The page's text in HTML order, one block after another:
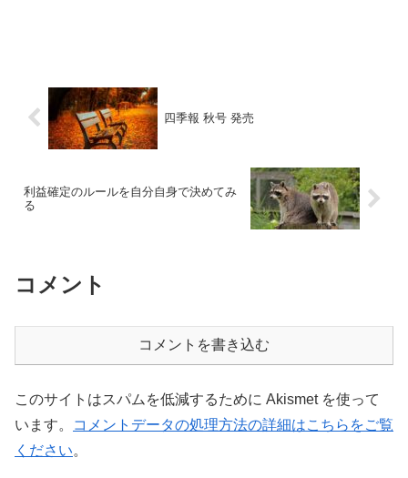
四季報 秋号 発売
利益確定のルールを自分自身で決めてみ
る
コメント
コメントを書き込む
このサイトはスパムを低減するために Akismet を使って
います。
コメントデータの処理方法の詳細はこちらをご覧
ください。